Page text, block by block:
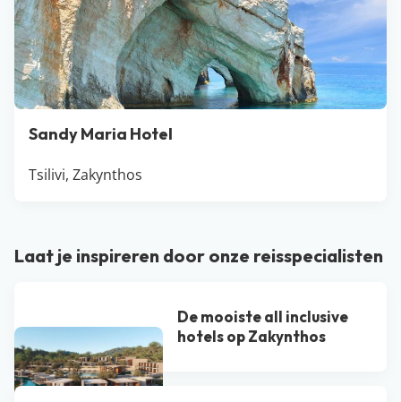
Sandy Maria Hotel
Tsilivi, Zakynthos
Laat je inspireren door onze reisspecialisten
De mooiste all inclusive
hotels op Zakynthos